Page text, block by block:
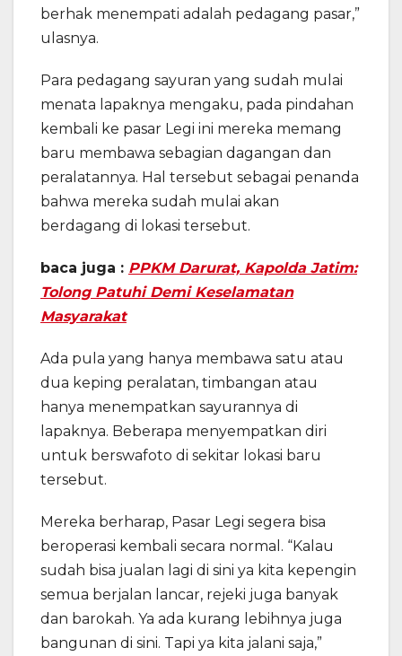
berhak menempati adalah pedagang pasar,”
ulasnya.
Para pedagang sayuran yang sudah mulai
menata lapaknya mengaku, pada pindahan
kembali ke pasar Legi ini mereka memang
baru membawa sebagian dagangan dan
peralatannya. Hal tersebut sebagai penanda
bahwa mereka sudah mulai akan
berdagang di lokasi tersebut.
baca juga : PPKM Darurat, Kapolda Jatim:
Tolong Patuhi Demi Keselamatan
Masyarakat
Ada pula yang hanya membawa satu atau
dua keping peralatan, timbangan atau
hanya menempatkan sayurannya di
lapaknya. Beberapa menyempatkan diri
untuk berswafoto di sekitar lokasi baru
tersebut.
Mereka berharap, Pasar Legi segera bisa
beroperasi kembali secara normal. “Kalau
sudah bisa jualan lagi di sini ya kita kepengin
semua berjalan lancar, rejeki juga banyak
dan barokah. Ya ada kurang lebihnya juga
bangunan di sini. Tapi ya kita jalani saja,”